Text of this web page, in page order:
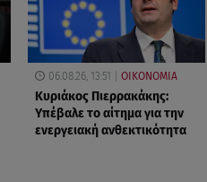
06.08.26, 13:51 ΟΙΚΟΝΟΜΙΑ
Κυριάκος Πιερρακάκης:
Υπέβαλε το αίτημα για την
ενεργειακή ανθεκτικότητα